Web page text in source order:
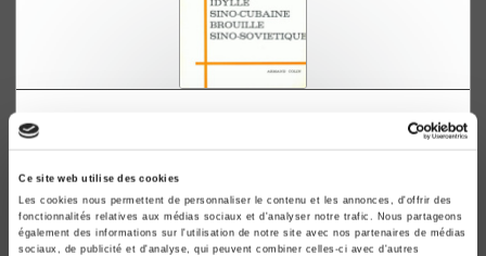
Ce site web utilise des cookies
Les cookies nous permettent de personnaliser le contenu et les annonces, d'offrir des
fonctionnalités relatives aux médias sociaux et d'analyser notre trafic. Nous partageons
également des informations sur l'utilisation de notre site avec nos partenaires de médias
sociaux, de publicité et d'analyse, qui peuvent combiner celles-ci avec d'autres
Idylle sino-cubaine, brouille sino-soviétique
Ying-hsiang Cheng